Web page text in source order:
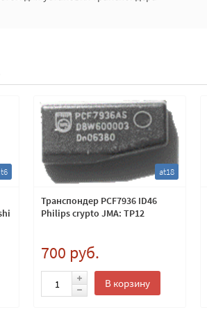
at18
Транспондер PCF7936 ID46
Philips crypto JMA: TP12
700 руб.
В корзину